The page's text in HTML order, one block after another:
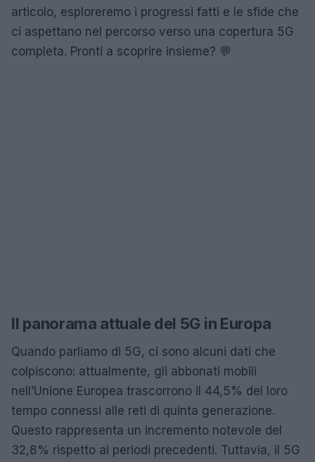
articolo, esploreremo i progressi fatti e le sfide che
ci aspettano nel percorso verso una copertura 5G
completa. Pronti a scoprire insieme? 💬
Il panorama attuale del 5G in Europa
Quando parliamo di 5G, ci sono alcuni dati che
colpiscono: attualmente, gli abbonati mobili
nell’Unione Europea trascorrono il 44,5% del loro
tempo connessi alle reti di quinta generazione.
Questo rappresenta un incremento notevole del
32,8% rispetto ai periodi precedenti. Tuttavia, il 5G